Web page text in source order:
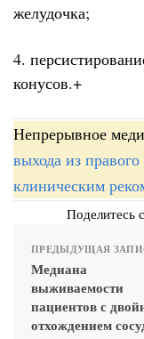
желудочка;
4.
конусов.+
Непрерывное
выхода из
клиническим
Поделитесь
ПРЕДЫДУЩАЯ
Медиана
выживаемости
пациентов с
отхождением